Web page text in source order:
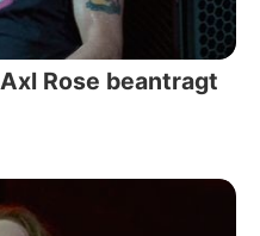
Rose beantragt